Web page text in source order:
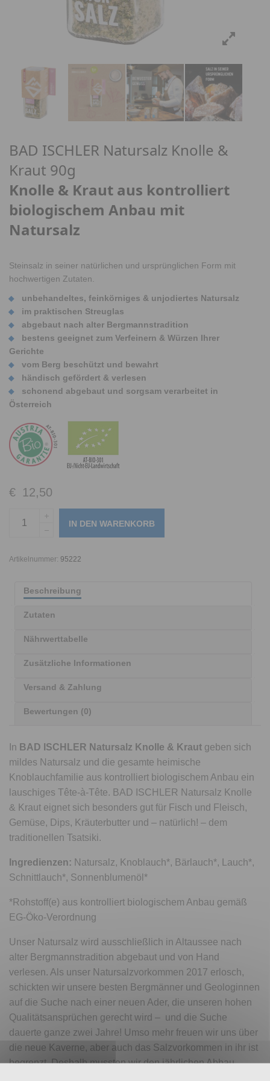
BAD ISCHLER Natursalz Knolle &
Kraut 90g
Knolle & Kraut aus kontrolliert
biologischem Anbau mit
Natursalz
Steinsalz in seiner natürlichen und ursprünglichen Form mit
hochwertigen Zutaten.
unbehandeltes, feinkörniges & unjodiertes Natursalz
im praktischen Streuglas
abgebaut nach alter Bergmannstradition
bestens geeignet zum Verfeinern & Würzen Ihrer
Gerichte
vom Berg beschützt und bewahrt
händisch gefördert & verlesen
schonend abgebaut und sorgsam verarbeitet in
Österreich
€ 12,50
IN DEN WARENKORB
Artikelnummer: 95222
Beschreibung
Zutaten
Nährwerttabelle
Zusätzliche Informationen
Versand & Zahlung
Bewertungen (0)
In BAD ISCHLER Natursalz Knolle & Kraut geben sich
mildes Natursalz und die gesamte heimische
Knoblauchfamilie aus kontrolliert biologischem Anbau ein
lauschiges Tête-à-Tête. BAD ISCHLER Natursalz Knolle
& Kraut eignet sich besonders gut für Fisch und Fleisch,
Gemüse, Dips, Kräuterbutter und – natürlich! – dem
traditionellen Tsatsiki.
Ingredienzen: Natursalz, Knoblauch*, Bärlauch*, Lauch*,
Schnittlauch*, Sonnenblumenöl*
*Rohstoff(e) aus kontrolliert biologischem Anbau gemäß
EG-Öko-Verordnung
Unser Natursalz wird ausschließlich in Altaussee nach
alter Bergmannstradition abgebaut und von Hand
verlesen. Als unser Natursalzvorkommen 2017 erlosch,
schickten wir unsere besten Bergmänner und Geologinnen
auf die Suche nach einer neuen Ader, die unseren hohen
Qualitätsansprüchen gerecht wird – und die Suche
dauerte ganze zwei Jahre! Umso mehr freuen wir uns über
die neue Kaverne, aber auch das Salzvorkommen in ihr ist
begrenzt. Deshalb mussten wir den jährlichen Abbau